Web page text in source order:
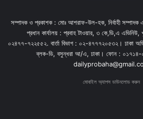
সম্পাদক ও প্রকাশক : মোঃ আশরাফ-উল-হক, নির্বাহী
প্রধান কার্যালয় : প্রবাহ টাওয়ার, ৩ কে,ডি,এ এভিনিউ,
০২৪৭৭-৭২২৫৫২. বার্তা বিভাগ : ০২-৪৭৭৭২০৫৩২। ঢাকা
ব্লক-ডি, বসুন্ধরা আ/এ, ঢাকা। ফোন :
মোবাইল অ্যাপস ডাউনলোড করুন